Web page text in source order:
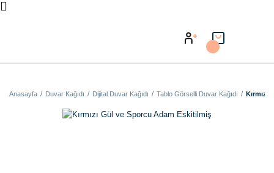
Anasayfa Duvar Kağıdı Dijital Duvar Kağıdı Tablo Görselli Duvar Kağıdı